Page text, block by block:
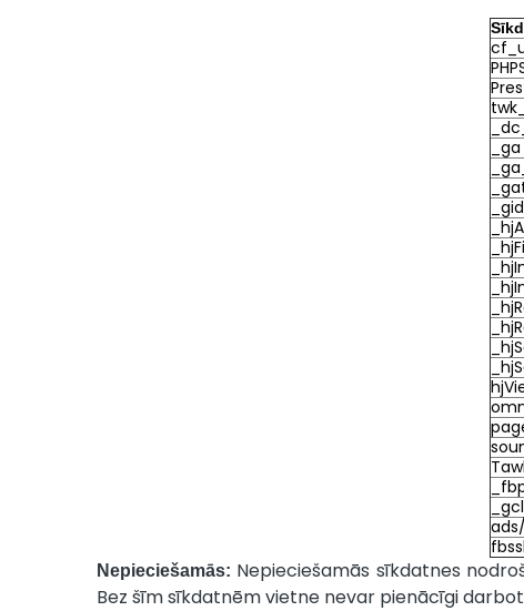
_ga
_gid
Nepieciešamās: Nepieciešamās sīkdatnes
Bez šīm sīkdatnēm vietne nevar pienācīgi